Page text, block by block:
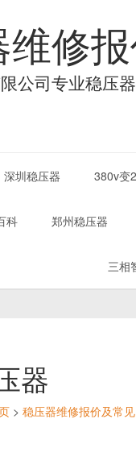
修
公司专业稳压
深圳稳压器 380v变
科 郑州稳压器
三相
器
> 稳压器维修报价及常